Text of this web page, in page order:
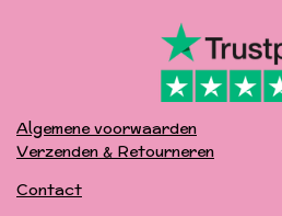
Algemene voorwaarden
Verzenden & Retourneren
Contact